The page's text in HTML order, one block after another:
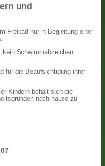
und
Freibad nur in Begleitung einer
kein Schwimmabzeichen
für die Beaufsichtigung ihrer
Kindern behält sich die
nach hause zu